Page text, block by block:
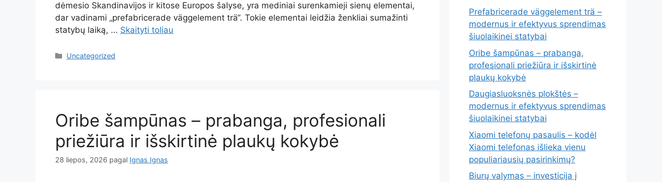
dėmesio Skandinavijos ir kitose Europos šalyse, yra mediniai surenkamieji sienų elementai,
dar vadinami „prefabricerade väggelement trä“. Tokie elementai leidžia ženkliai sumažinti
statybų laiką, … Skaityti toliau
Kategorijos
Uncategorized
Oribe šampūnas – prabanga, profesionali
priežiūra ir išskirtinė plaukų kokybė
28 liepos, 2026 pagal Ignas Ignas
Prefabricerade väggelement trä –
modernus ir efektyvus sprendimas
šiuolaikinei statybai
Oribe šampūnas – prabanga,
profesionali priežiūra ir išskirtinė
plaukų kokybė
Daugiasluoksnės plokštės –
modernus ir efektyvus sprendimas
šiuolaikinei statybai
Xiaomi telefonų pasaulis – kodėl
Xiaomi telefonas išlieka vienu
populiariausių pasirinkimų?
Biurų valymas – investicija į